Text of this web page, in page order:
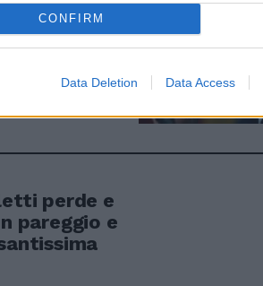
CONFIRM
Data Deletion Data Access
perde e
pareggio e